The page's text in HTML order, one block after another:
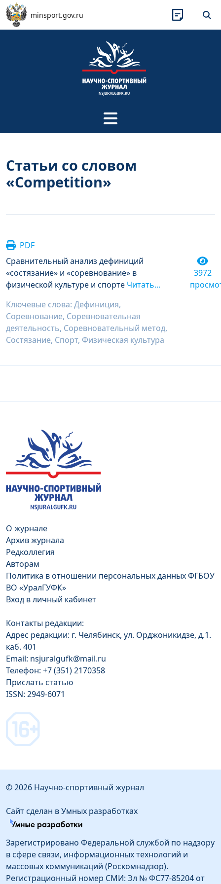
Перейти к основному содержанию
minsport.gov.ru
Статьи со словом
«Competition»
PDF
Сравнительный анализ дефиниций
«состязание» и «соревнование» в
физической культуре и спорте Читать...
Ключевые слова: Дефиниция,
Соревнование, Соревновательная
деятельность, Соревновательный метод,
Состязание, Спорт, Физическая культура
3972
О журнале
Архив журнала
Редколлегия
Авторам
Политика в отношении персональных данных ФГБОУ
ВО «УралГУФК»
Вход в личный кабинет
Контакты редакции:
Адрес редакции: г. Челябинск, ул. Орджоникидзе, д.1.
каб. 401
Email: nsjuralgufk@mail.ru
Телефон: +7 (351) 2170358
Прислать статью
ISSN: 2949-6071
© 2026 Научно-спортивный журнал
Сайт сделан в Умных разработках
Зарегистрировано Федеральной службой по надзору
в сфере связи, информационных технологий и
массовых коммуникаций (Роскомнадзор).
Регистрационный номер СМИ: Эл № ФС77-85204 от